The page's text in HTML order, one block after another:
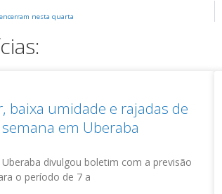
nesta quarta
baixa umidade e rajadas de
em Uberaba
divulgou boletim com a previsão
o período de 7 a